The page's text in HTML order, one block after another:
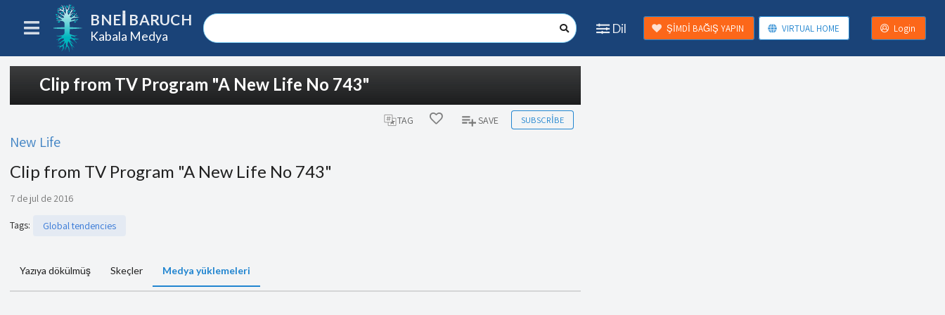
BNEI BARUCH
Kabala Medya
Dil ŞİMDİ BAĞIŞ YAPIN VIRTUAL HOME Login
Clip from TV Program "A New Life No 743"
TAG SAVE SUBSCRIBE
New Life
Clip from TV Program "A New Life No 743"
7 de jul de 2016
Tags: Global tendencies
Yazıya dökülmüş Skeçler Medya yüklemeleri